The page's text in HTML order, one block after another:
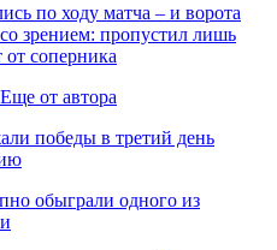
по ходу матча – и ворота
зрением: пропустил лишь
соперника
Еще от автора
победы в третий день
обыграли одного из